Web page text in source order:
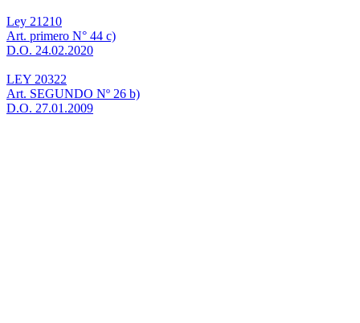
Ley 21210
Art. primero N° 44 c)
D.O. 24.02.2020
LEY 20322
Art. SEGUNDO Nº 26 b)
D.O. 27.01.2009